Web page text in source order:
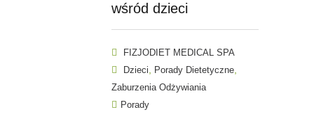
wśród dzieci
FIZJODIET MEDICAL SPA
Dzieci, Porady Dietetyczne,
Zaburzenia Odżywiania
Porady